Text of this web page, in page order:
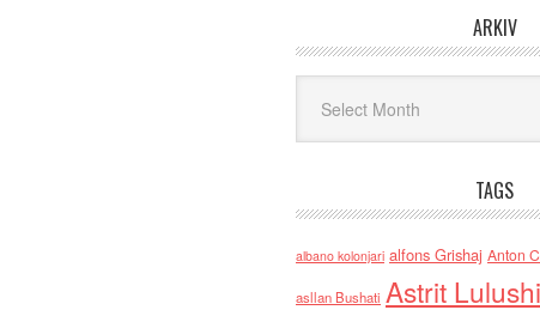
ARKIV
TAGS
albano kolonjari alfons Grishaj Anton
asllan Bushati Astrit Lulushi